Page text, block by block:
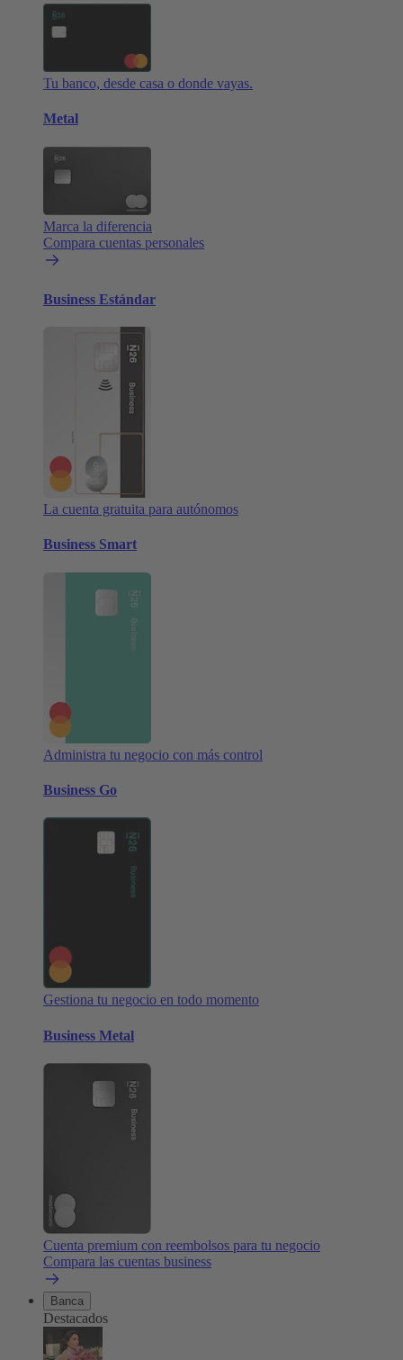
Tu banco, desde casa o donde vayas.
Metal
Marca la diferencia
Compara cuentas personales
Business Estándar
La cuenta gratuita para autónomos
Business Smart
Administra tu negocio con más control
Business Go
Gestiona tu negocio en todo momento
Business Metal
Cuenta premium con reembolsos para tu negocio
Compara las cuentas business
Banca
Destacados